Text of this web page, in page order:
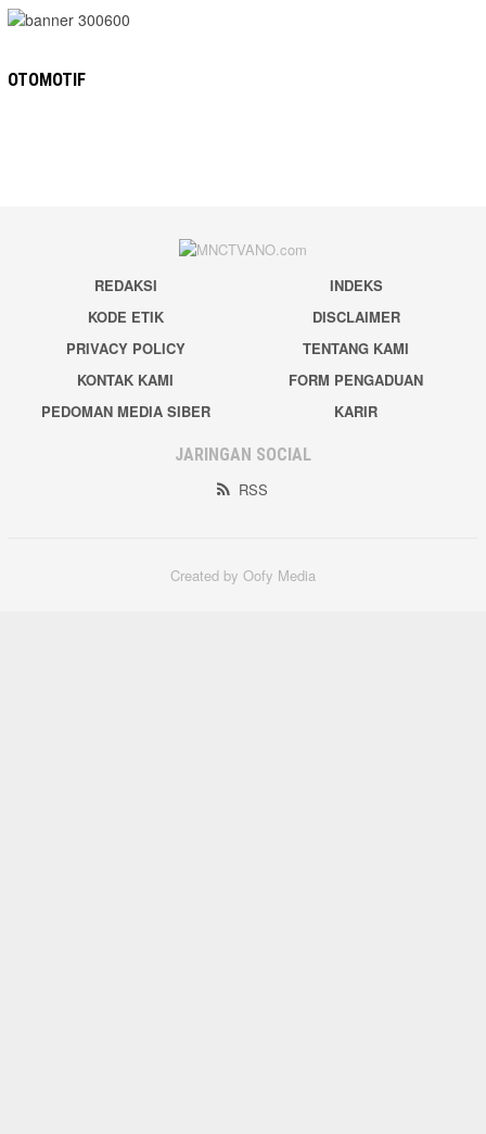
OTOMOTIF
REDAKSI
INDEKS
KODE ETIK
DISCLAIMER
PRIVACY POLICY
TENTANG KAMI
KONTAK KAMI
FORM PENGADUAN
PEDOMAN MEDIA SIBER
KARIR
JARINGAN SOCIAL
RSS
Created by Oofy Media